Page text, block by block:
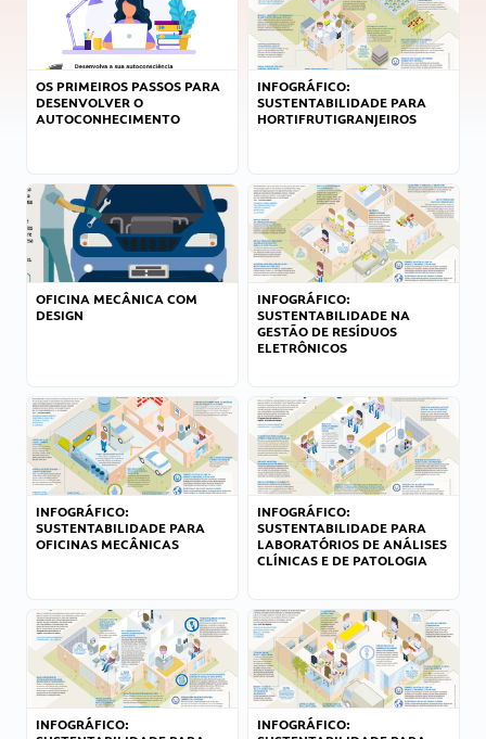
OS PRIMEIROS PASSOS PARA
DESENVOLVER O
AUTOCONHECIMENTO
INFOGRÁFICO:
SUSTENTABILIDADE PARA
HORTIFRUTIGRANJEIROS
OFICINA MECÂNICA COM
DESIGN
INFOGRÁFICO:
SUSTENTABILIDADE NA
GESTÃO DE RESÍDUOS
ELETRÔNICOS
INFOGRÁFICO:
SUSTENTABILIDADE PARA
OFICINAS MECÂNICAS
INFOGRÁFICO:
SUSTENTABILIDADE PARA
LABORATÓRIOS DE ANÁLISES
CLÍNICAS E DE PATOLOGIA
INFOGRÁFICO:
INFOGRÁFICO: